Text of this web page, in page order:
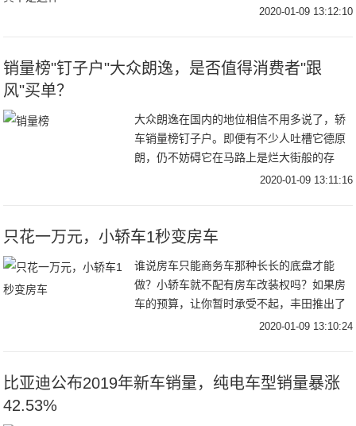
推翻“日系车”省油这样的常规思想。如果真
2020-01-09 13:12:10
销量榜"钉子户"大众朗逸，是否值得消费者"跟
风"买单？
大众朗逸在国内的地位相信不用多说了，轿
车销量榜钉子户。即便有不少人吐槽它德原
朗，仍不妨碍它在马路上是烂大街般的存
在，乘坐网约车时还经常能见到它的身影。
2020-01-09 13:11:16
只花一万元，小轿车1秒变房车
谁说房车只能商务车那种长长的底盘才能
做？小轿车就不配有房车改装权吗？如果房
车的预算，让你暂时承受不起，丰田推出了
一款房车套件，算是一种福利，又再次降低
2020-01-09 13:10:24
比亚迪公布2019年新车销量，纯电车型销量暴涨
42.53%